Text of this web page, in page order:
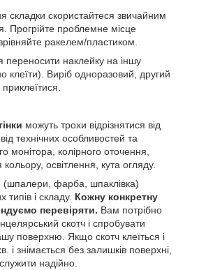
складки скористайтеся звичайним
Прогрійте проблемне місце
ракелем/пластиком.
переносити наклейку на іншу
клеїти). Виріб одноразовий, другий
можуть трохи відрізнятися від
технічних особливостей та
монітора, колірного оточення,
освітлення, кута огляду.
(шпалери, фарба, шпаклівка)
типів і складу. Кожну конкретну
перевіряти. Вам потрібно
скотч і спробувати
поверхню. Якщо скотч клеїться і
і знімається без залишків поверхні,
надійно.